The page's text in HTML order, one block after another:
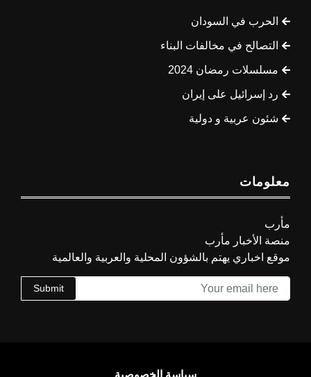
الحرب في السودان
التصالح في مخالفات البناء
مسلسلات رمضان 2024
رد إسرائيل على إيران
شئون عربية و دولية
معلومات
مأرب
منصة الأخبار مأرب
موقع اخباري يهتم بالشؤون المحلية والعربية والعالمية
Submit